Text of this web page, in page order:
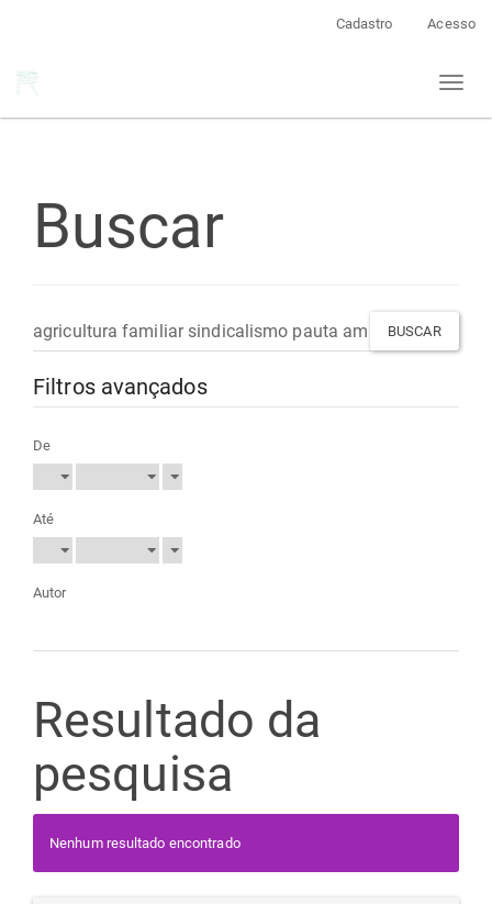
Cadastro Acesso
Toggle
Buscar
Pesquisar
termo
Filtros avançados
De
Até
Autor
Resultado da
pesquisa
Nenhum resultado encontrado